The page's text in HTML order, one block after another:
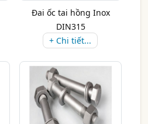
Đai ốc tai hồng Inox
DIN315
+ Chi tiết...